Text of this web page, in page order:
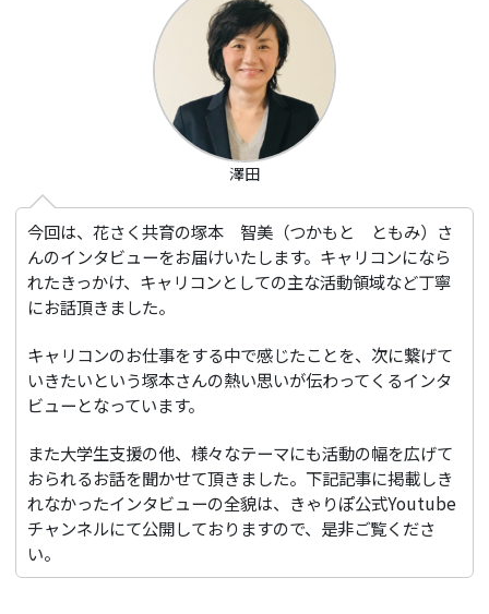
澤田
今回は、花さく共育の塚本 智美（つかもと ともみ）さ
んのインタビューをお届けいたします。キャリコンになら
れたきっかけ、キャリコンとしての主な活動領域など丁寧
にお話頂きました。
キャリコンのお仕事をする中で感じたことを、次に繋げて
いきたいという塚本さんの熱い思いが伝わってくるインタ
ビューとなっています。
また大学生支援の他、様々なテーマにも活動の幅を広げて
おられるお話を聞かせて頂きました。下記記事に掲載しき
れなかったインタビューの全貌は、きゃりぽ公式Youtube
チャンネルにて公開しておりますので、是非ご覧くださ
い。